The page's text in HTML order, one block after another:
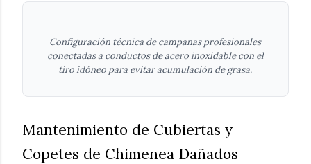
Configuración técnica de campanas profesionales
conectadas a conductos de acero inoxidable con el
tiro idóneo para evitar acumulación de grasa.
Mantenimiento de Cubiertas y
Copetes de Chimenea Dañados